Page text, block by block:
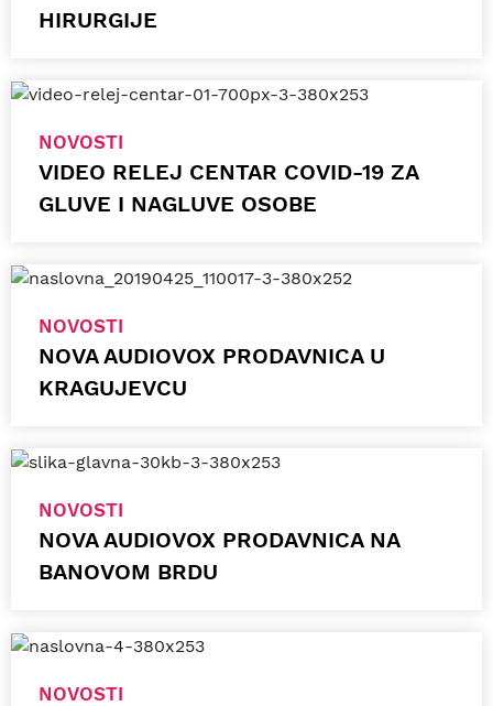
HIRURGIJE
NOVOSTI
VIDEO RELEJ CENTAR COVID-19 ZA
GLUVE I NAGLUVE OSOBE
NOVOSTI
NOVA AUDIOVOX PRODAVNICA U
KRAGUJEVCU
NOVOSTI
NOVA AUDIOVOX PRODAVNICA NA
BANOVOM BRDU
NOVOSTI